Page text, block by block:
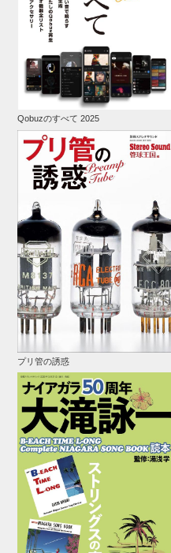
Qobuzのすべて 2025
プリ管の誘惑